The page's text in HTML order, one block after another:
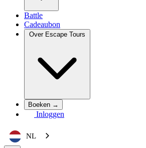
Battle
Cadeaubon
Over Escape Tours
Boeken →
Inloggen
NL